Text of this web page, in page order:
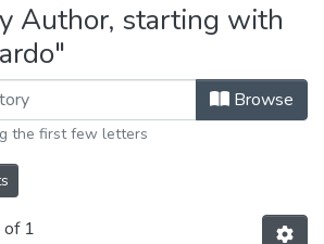
Author, starting with
Browse
the first few letters
1